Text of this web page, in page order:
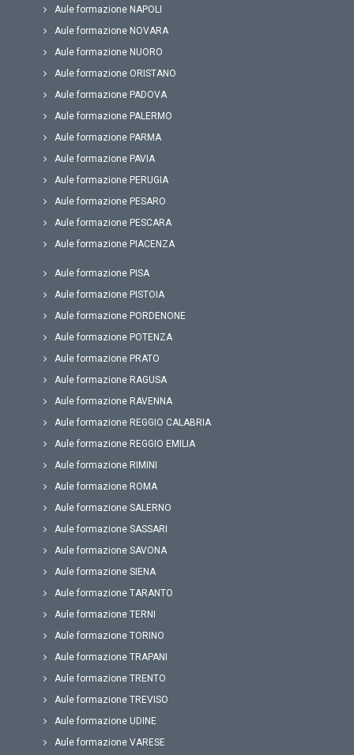
Aule formazione NAPOLI
Aule formazione NOVARA
Aule formazione NUORO
Aule formazione ORISTANO
Aule formazione PADOVA
Aule formazione PALERMO
Aule formazione PARMA
Aule formazione PAVIA
Aule formazione PERUGIA
Aule formazione PESARO
Aule formazione PESCARA
Aule formazione PIACENZA
Aule formazione PISA
Aule formazione PISTOIA
Aule formazione PORDENONE
Aule formazione POTENZA
Aule formazione PRATO
Aule formazione RAGUSA
Aule formazione RAVENNA
Aule formazione REGGIO CALABRIA
Aule formazione REGGIO EMILIA
Aule formazione RIMINI
Aule formazione ROMA
Aule formazione SALERNO
Aule formazione SASSARI
Aule formazione SAVONA
Aule formazione SIENA
Aule formazione TARANTO
Aule formazione TERNI
Aule formazione TORINO
Aule formazione TRAPANI
Aule formazione TRENTO
Aule formazione TREVISO
Aule formazione UDINE
Aule formazione VARESE